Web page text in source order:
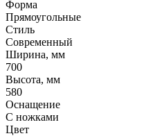
Форма
Прямоугольные
Стиль
Современный
Ширина, мм
700
Высота, мм
580
Оснащение
С ножками
Цвет